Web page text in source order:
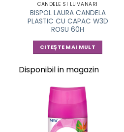
CANDELE SI LUMANARI
BISPOL LAURA CANDELA
PLASTIC CU CAPAC W3D
ROSU 60H
CITEȘTE MAI MULT
Disponibil in magazin